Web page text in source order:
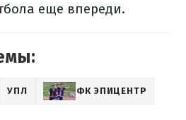
еще впереди.
УПЛ ФК ЭПИЦЕНТР